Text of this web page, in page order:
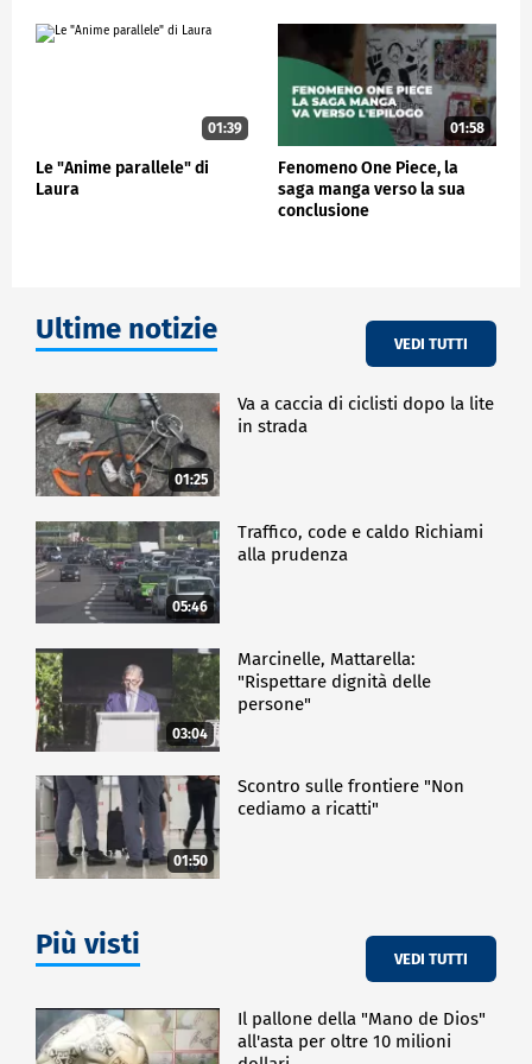
CRONACA
01:39
Le "Anime parallele" di
Laura
01:58
Fenomeno One Piece, la
saga manga verso la sua
conclusione
Ultime notizie VEDI TUTTI
01:25
Va a caccia di ciclisti dopo la lite
in strada
05:46
Traffico, code e caldo Richiami
alla prudenza
03:04
Marcinelle, Mattarella:
"Rispettare dignità delle
persone"
01:50
Scontro sulle frontiere "Non
cediamo a ricatti"
Più visti VEDI TUTTI
Il pallone della "Mano de Dios"
all'asta per oltre 10 milioni